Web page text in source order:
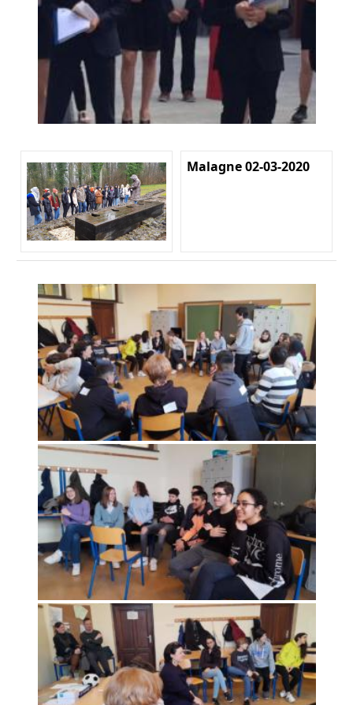
Malagne 02-03-2020